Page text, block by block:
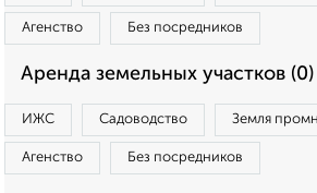
Агенство Без посредников
Аренда земельных участков (0)
ИЖС Садоводство Земля
Агенство Без посредников